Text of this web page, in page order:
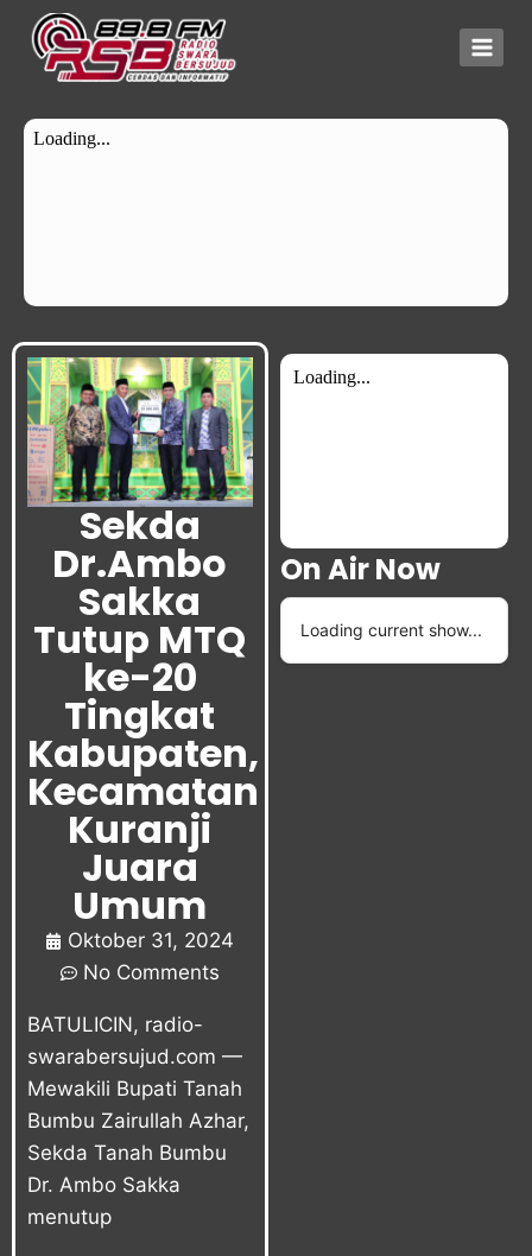
Sekda
Dr.Ambo
Sakka
Tutup MTQ
ke-20
Tingkat
Kabupaten,
Kecamatan
Kuranji
Juara
Umum
Oktober 31, 2024
No Comments
BATULICIN, radio-
swarabersujud.com —
Mewakili Bupati Tanah
Bumbu Zairullah Azhar,
Sekda Tanah Bumbu
Dr. Ambo Sakka
menutup
On Air Now
Loading current show...